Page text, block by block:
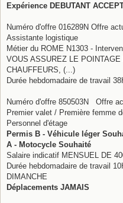
Expérience DEBUTANT
Numéro d'offre 016289N Offre
Assistante logistique
Métier du ROME N1303 -
VOUS ASSUREZ LE
CHAUFFEURS, (...)
Durée hebdomadaire de travail
Numéro d'offre 850503N Offre
Premier valet / Première femme
Personnel d'étage
Permis B - Véhicule léger
A - Motocycle Souhaité
Salaire indicatif MENSUEL DE
Durée hebdomadaire de travail
DIMANCHE
Déplacements JAMAIS